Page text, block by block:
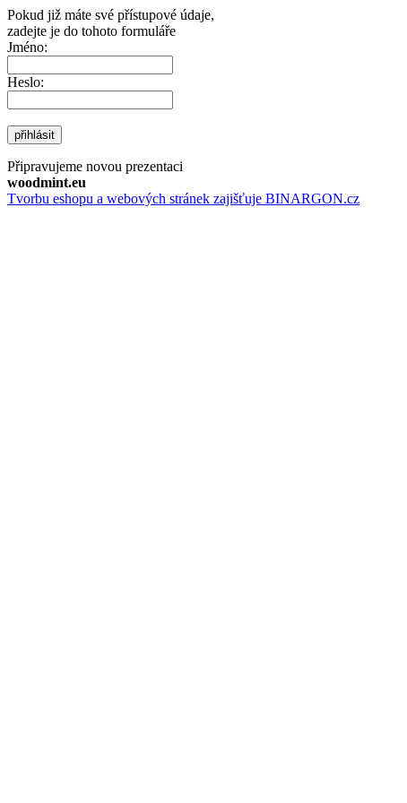
Pokud již máte své přístupové údaje,
zadejte je do tohoto formuláře
Jméno:
Heslo:
přihlásit
Připravujeme novou prezentaci
woodmint.eu
Tvorbu eshopu a webových stránek zajišťuje BINARGON.cz